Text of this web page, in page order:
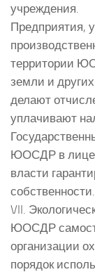
учреждения.
Предприятия,
территории
земли и
делают
уплачивают
ЮОСДР в лице
власти
собственности.
VII.
ЮОСДР
организации
порядок